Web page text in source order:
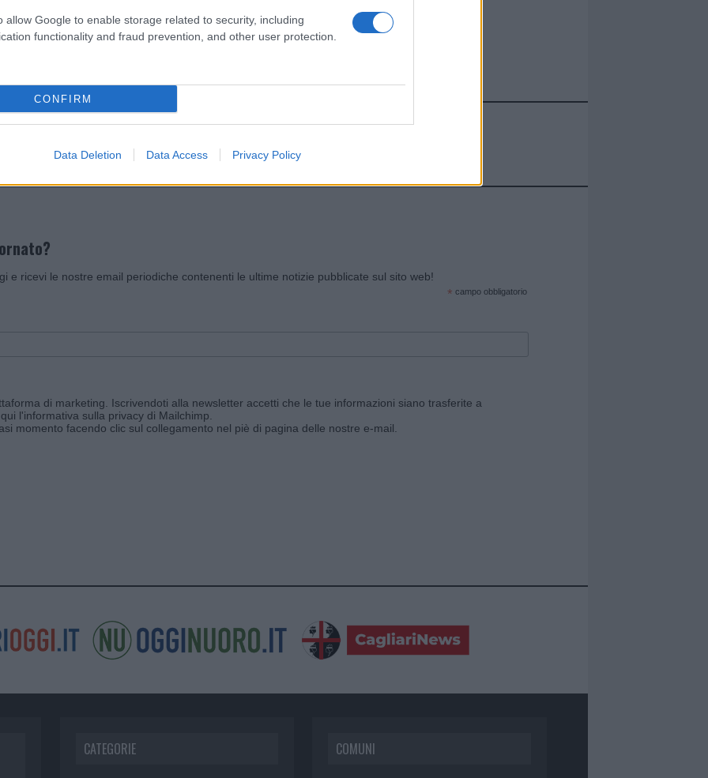
allow Google to enable storage related to security, including
functionality and fraud prevention, and other user protection.
CONFIRM
Data Deletion Data Access Privacy Policy
Prossimo articolo
e ricevi le nostre email periodiche contenenti le ultime notizie pubblicate sul sito web!
* campo obbligatorio
di marketing. Iscrivendoti alla newsletter accetti che le tue informazioni siano trasferite a
l'informativa sulla privacy di Mailchimp
momento facendo clic sul collegamento nel piè di pagina delle nostre e-mail.
CATEGORIE COMUNI